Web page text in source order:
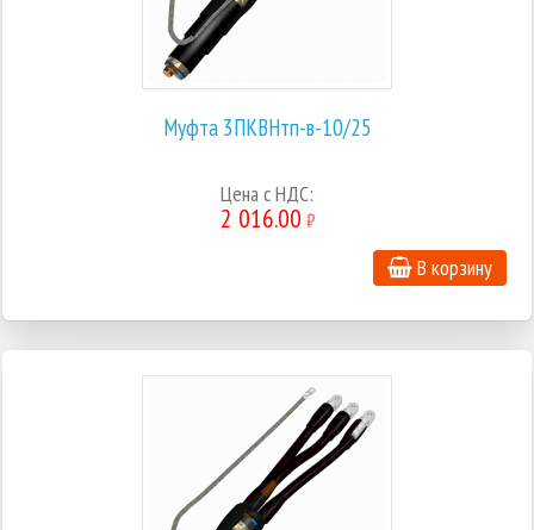
Муфта 3ПКВНтп-в-10/25
Цена с НДС:
2 016.00 ₽
В корзину